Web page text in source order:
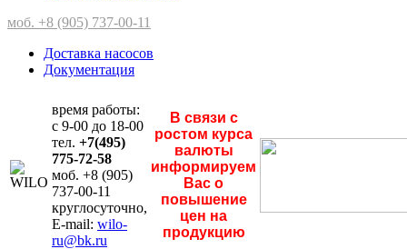
моб. +8 (905) 737-00-11
Доставка насосов
Документация
время работы:
с 9-00 до 18-00
тел. +7(495)
775-72-58
моб. +8 (905)
737-00-11
круглосуточно,
E-mail: wilo-
ru@bk.ru
В связи с
ростом курса
валюты
информируем
Вас о
повышение
цен на
продукцию